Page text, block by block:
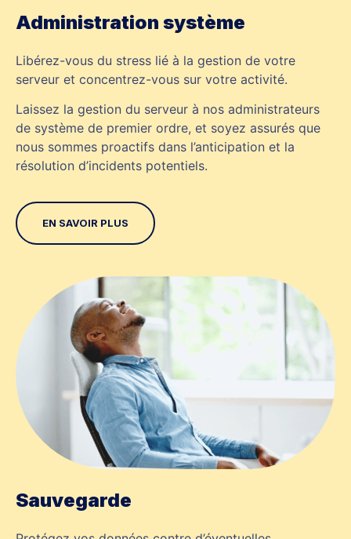
Administration système
Libérez-vous du stress lié à la gestion de votre
serveur et concentrez-vous sur votre activité.
Laissez la gestion du serveur à nos administrateurs
de système de premier ordre, et soyez assurés que
nous sommes proactifs dans l’anticipation et la
résolution d’incidents potentiels.
EN SAVOIR PLUS
Sauvegarde